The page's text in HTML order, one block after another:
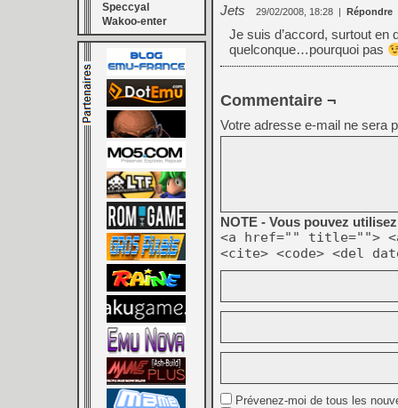
Speccyal
Wakoo-enter
Jets 29/02/2008, 18:28 | Répondre
Je suis d’accord, surtout
quelconque…pourquoi pas
Commentaire ¬
Votre adresse e-mail ne sera
NOTE - Vous pouvez
<a href="" title="">
<cite> <code> <del
Prévenez-moi de tous les